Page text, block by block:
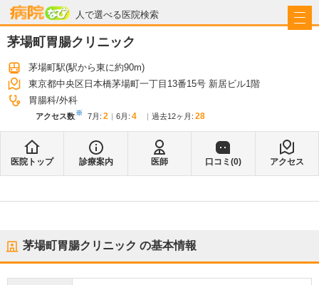
人で選べる医院検索
病院なび
茅場町胃腸クリニック
茅場町駅(駅から東に約90m)
東京都中央区日本橋茅場町一丁目13番15号 新居ビル1階
胃腸科 外科
アクセス数※ 7月 : 2 6月 : 4 過去12ヶ月: 28
医院トップ 診療案内 医師 口コミ(0) アクセス
茅場町胃腸クリニック の基本情報